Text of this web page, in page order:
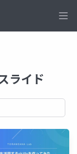
ライド